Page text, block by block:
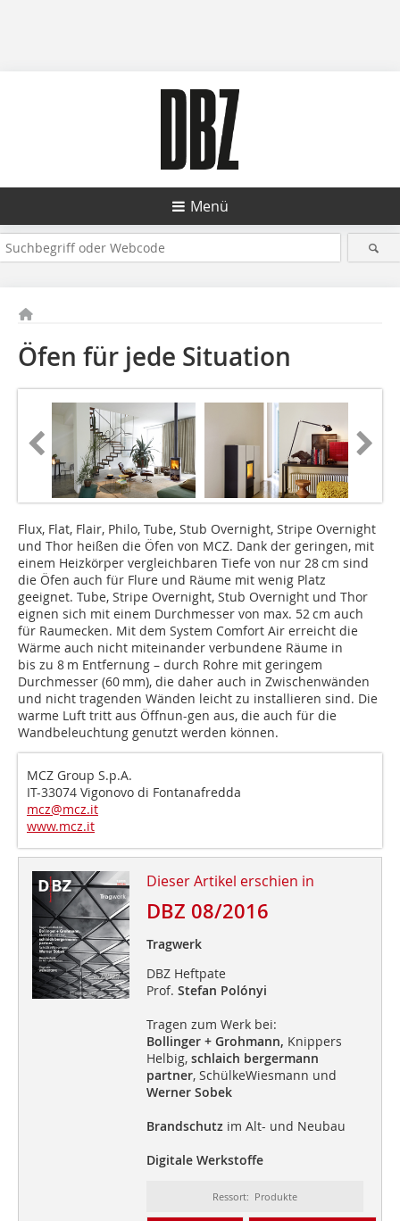
Menü
Öfen für jede Situation
Flux, Flat, Flair, Philo, Tube, Stub Overnight, Stripe Overnight
und Thor heißen die Öfen von MCZ. Dank der geringen, mit
einem Heizkörper vergleichbaren Tiefe von nur 28 cm sind
die Öfen auch für Flure und Räume mit wenig Platz
geeignet. Tube, Stripe Overnight, Stub Overnight und Thor
eignen sich mit einem Durchmesser von max. 52 cm auch
für Raumecken. Mit dem System Comfort Air erreicht die
Wärme auch nicht miteinander verbundene Räume in
bis zu 8 m Entfernung – durch Rohre mit geringem
Durchmesser (60 mm), die daher auch in Zwischenwänden
und nicht tragenden Wänden leicht zu installieren sind. Die
warme Luft tritt aus Öffnun-gen aus, die auch für die
Wandbeleuchtung genutzt werden können.
MCZ Group S.p.A.
IT-33074 Vigonovo di Fontanafredda
mcz@mcz.it
www.mcz.it
Dieser Artikel erschien in
DBZ 08/2016
Tragwerk
DBZ Heftpate
Prof. Stefan Polónyi
Tragen zum Werk bei:
Bollinger + Grohmann, Knippers
Helbig, schlaich bergermann
partner, SchülkeWiesmann und
Werner Sobek
Brandschutzim Alt- und Neubau
Digitale Werkstoffe
Ressort: Produkte